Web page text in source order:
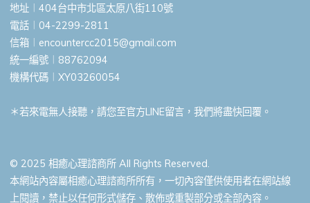
地址︱404台中市北區太原八街110號
電話︱04-2299-2811
信箱︱ encountercc2015@gmail.com
統一編號︱88762094
機構代碼︱XY03260054
＊若來電無人接聽，請您至官方LINE留言，我們將盡快回覆。
© 2025 相癒心理諮商所 All Rights Reserved.
本網站內容屬相癒心理諮商所所有，一切內容僅供使用者在網站線
上閱讀，禁止以任何形式儲存、散佈或重製部分或全部內容。